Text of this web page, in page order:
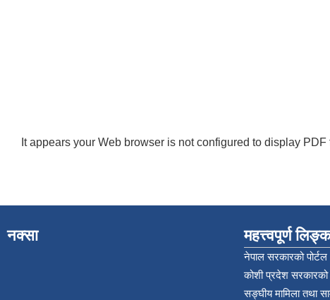
It appears your Web browser is not configured to display PDF
नक्सा महत्त्वपूर्ण लिङ्क
नेपाल सरकारको पोर्टल
कोशी प्रदेश सरकारको
सङ्‍घीय मामिला तथा